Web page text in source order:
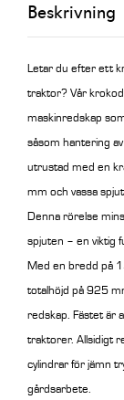
Beskrivning
Letar du efter ett
traktor? Vår
maskinredskap
såsom hantering
utrustad med en
mm och vassa
Denna rörelse
spjuten – en viktig
Med en bredd på
totalhöjd på 925
redskap. Fästet är
traktorer. Allsidigt
cylindrar för jämn
gårdsarbete.